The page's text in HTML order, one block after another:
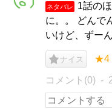
ネタバレ
1話の
に。。 どんで
いけど、ずー
ナイス ★4
コメント(0)